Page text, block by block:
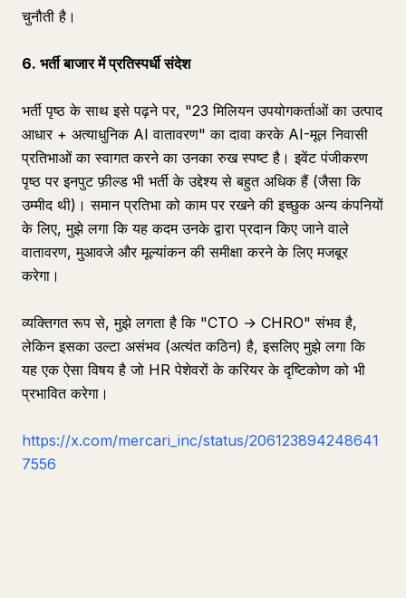
चुनौती है।
6. भर्ती बाजार में प्रतिस्पर्धी संदेश
भर्ती पृष्ठ के साथ इसे पढ़ने पर, "23 मिलियन उपयोगकर्ताओं का उत्पाद
आधार + अत्याधुनिक AI वातावरण" का दावा करके AI-मूल निवासी
प्रतिभाओं का स्वागत करने का उनका रुख स्पष्ट है। इवेंट पंजीकरण
पृष्ठ पर इनपुट फ़ील्ड भी भर्ती के उद्देश्य से बहुत अधिक हैं (जैसा कि
उम्मीद थी)। समान प्रतिभा को काम पर रखने की इच्छुक अन्य कंपनियों
के लिए, मुझे लगा कि यह कदम उनके द्वारा प्रदान किए जाने वाले
वातावरण, मुआवजे और मूल्यांकन की समीक्षा करने के लिए मजबूर
करेगा।
व्यक्तिगत रूप से, मुझे लगता है कि "CTO → CHRO" संभव है,
लेकिन इसका उल्टा असंभव (अत्यंत कठिन) है, इसलिए मुझे लगा कि
यह एक ऐसा विषय है जो HR पेशेवरों के करियर के दृष्टिकोण को भी
प्रभावित करेगा।
https://x.com/mercari_inc/status/206123894248641
7556